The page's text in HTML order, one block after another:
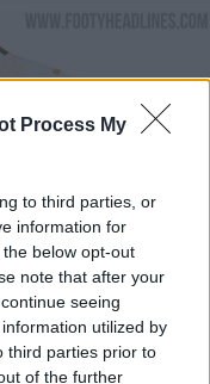
Process My
to third parties, or
information for
below opt-out
note that after your
seeing
utilized by
third parties prior to
of the further